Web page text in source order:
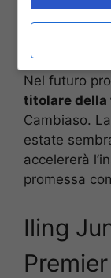
Nel futuro
titolare
Cambiaso.
estate
accelererà
promessa
Iling